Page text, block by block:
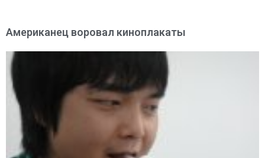
Американец воровал киноплакаты